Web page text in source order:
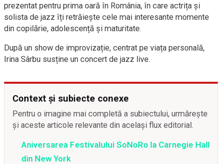
prezentat pentru prima oară în România, în care actrița și
solista de jazz îți retrăiește cele mai interesante momente
din copilărie, adolescență și maturitate.
După un show de improvizație, centrat pe viața personală,
Irina Sârbu susține un concert de jazz live.
Context și subiecte conexe
Pentru o imagine mai completă a subiectului, urmărește
și aceste articole relevante din același flux editorial.
Aniversarea Festivalului SoNoRo la Carnegie Hall
din New York